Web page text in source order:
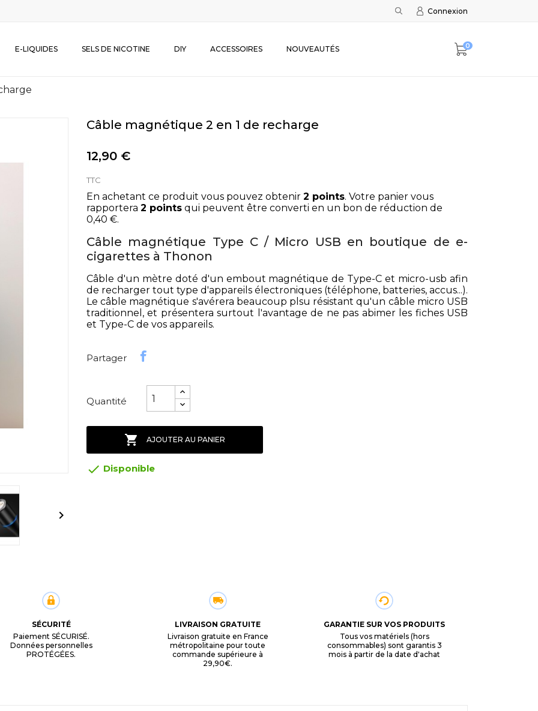
Connexion
E-LIQUIDES SELS DE NICOTINE DIY ACCESSOIRES NOUVEAUTÉS 0

Câble magnétique 2 en 1 de recharge
12,90 €
TTC
En achetant ce produit vous pouvez obtenir 2 points. Votre panier vous
rapportera 2 points qui peuvent être converti en un bon de réduction de
0,40 €.
Câble magnétique Type C / Micro USB en boutique de e-
cigarettes à Thonon
Câble d'un mètre doté d'un embout magnétique de Type-C et micro-usb afin
de recharger tout type d'appareils électroniques (téléphone, batteries, accus...).
Le câble magnétique s'avérera beaucoup plsu résistant qu'un câble micro USB
traditionnel, et présentera surtout l'avantage de ne pas abimer les fiches USB
et Type-C de vos appareils.
Partager
Quantité
 AJOUTER AU PANIER
 Disponible
SÉCURITÉ
Paiement SÉCURISÉ.
Données personnelles
PROTÉGÉES.
LIVRAISON GRATUITE
Livraison gratuite en France
métropolitaine pour toute
commande supérieure à
29,90€.
GARANTIE SUR VOS PRODUITS
Tous vos matériels (hors
consommables) sont garantis 3
mois à partir de la date d'achat